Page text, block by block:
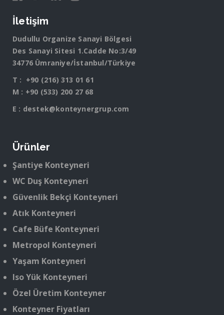
İletişim
Dudullu Organize Sanayi Bölgesi
Des Sanayi Sitesi 1.Cadde No:3/49
34776 Ümraniye/İstanbul/Türkiye
T : +90 (216) 313 01 61
M : +90 (533) 200 27 68
E : destek@konteynergrup.com
Ürünler
Şantiye Konteyneri
WC Duş Konteyneri
Güvenlik Bekçi Konteyneri
Atık Konteyneri
Cafe Büfe Konteyneri
Metropol Konteyneri
Yaşam Konteyneri
Iso Yük Konteyneri
Özel Üretim Konteyner
Konteyner Fiyatları